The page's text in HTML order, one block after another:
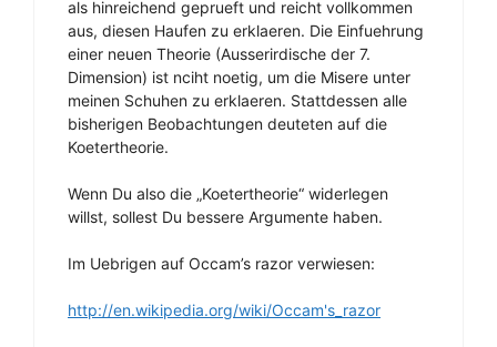
als hinreichend geprueft und reicht vollkommen
aus, diesen Haufen zu erklaeren. Die Einfuehrung
einer neuen Theorie (Ausserirdische der 7.
Dimension) ist nciht noetig, um die Misere unter
meinen Schuhen zu erklaeren. Stattdessen alle
bisherigen Beobachtungen deuteten auf die
Koetertheorie.
Wenn Du also die „Koetertheorie“ widerlegen
willst, sollest Du bessere Argumente haben.
Im Uebrigen auf Occam’s razor verwiesen:
http://en.wikipedia.org/wiki/Occam's_razor